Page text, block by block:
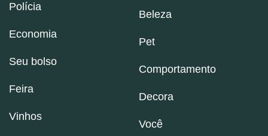
Polícia
Economia
Seu bolso
Feira
Vinhos
Beleza
Pet
Comportamento
Decora
Você